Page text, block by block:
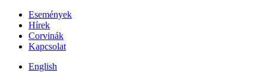
Események
Hírek
Corvinák
Kapcsolat
English